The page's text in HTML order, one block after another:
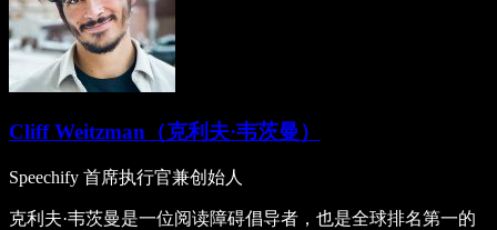
Cliff Weitzman（克利夫·韦茨曼）
Speechify 首席执行官兼创始人
克利夫·韦茨曼是一位阅读障碍倡导者，也是全球排名第一的